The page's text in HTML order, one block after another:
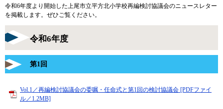
令和6年度より開始した上尾市立平方北小学校再編検討協議会のニュースレター
を掲載します。ぜひご覧ください。
令和6年度
第1回
Vol.1／再編検討協議会の委嘱・任命式と第1回の検討協議会 [PDFファイ
ル／1.2MB]